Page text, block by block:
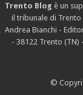
Trento Blog è un
il tribunale di Trento
Andrea Bianchi -
- 38122 Trento (TN)
©